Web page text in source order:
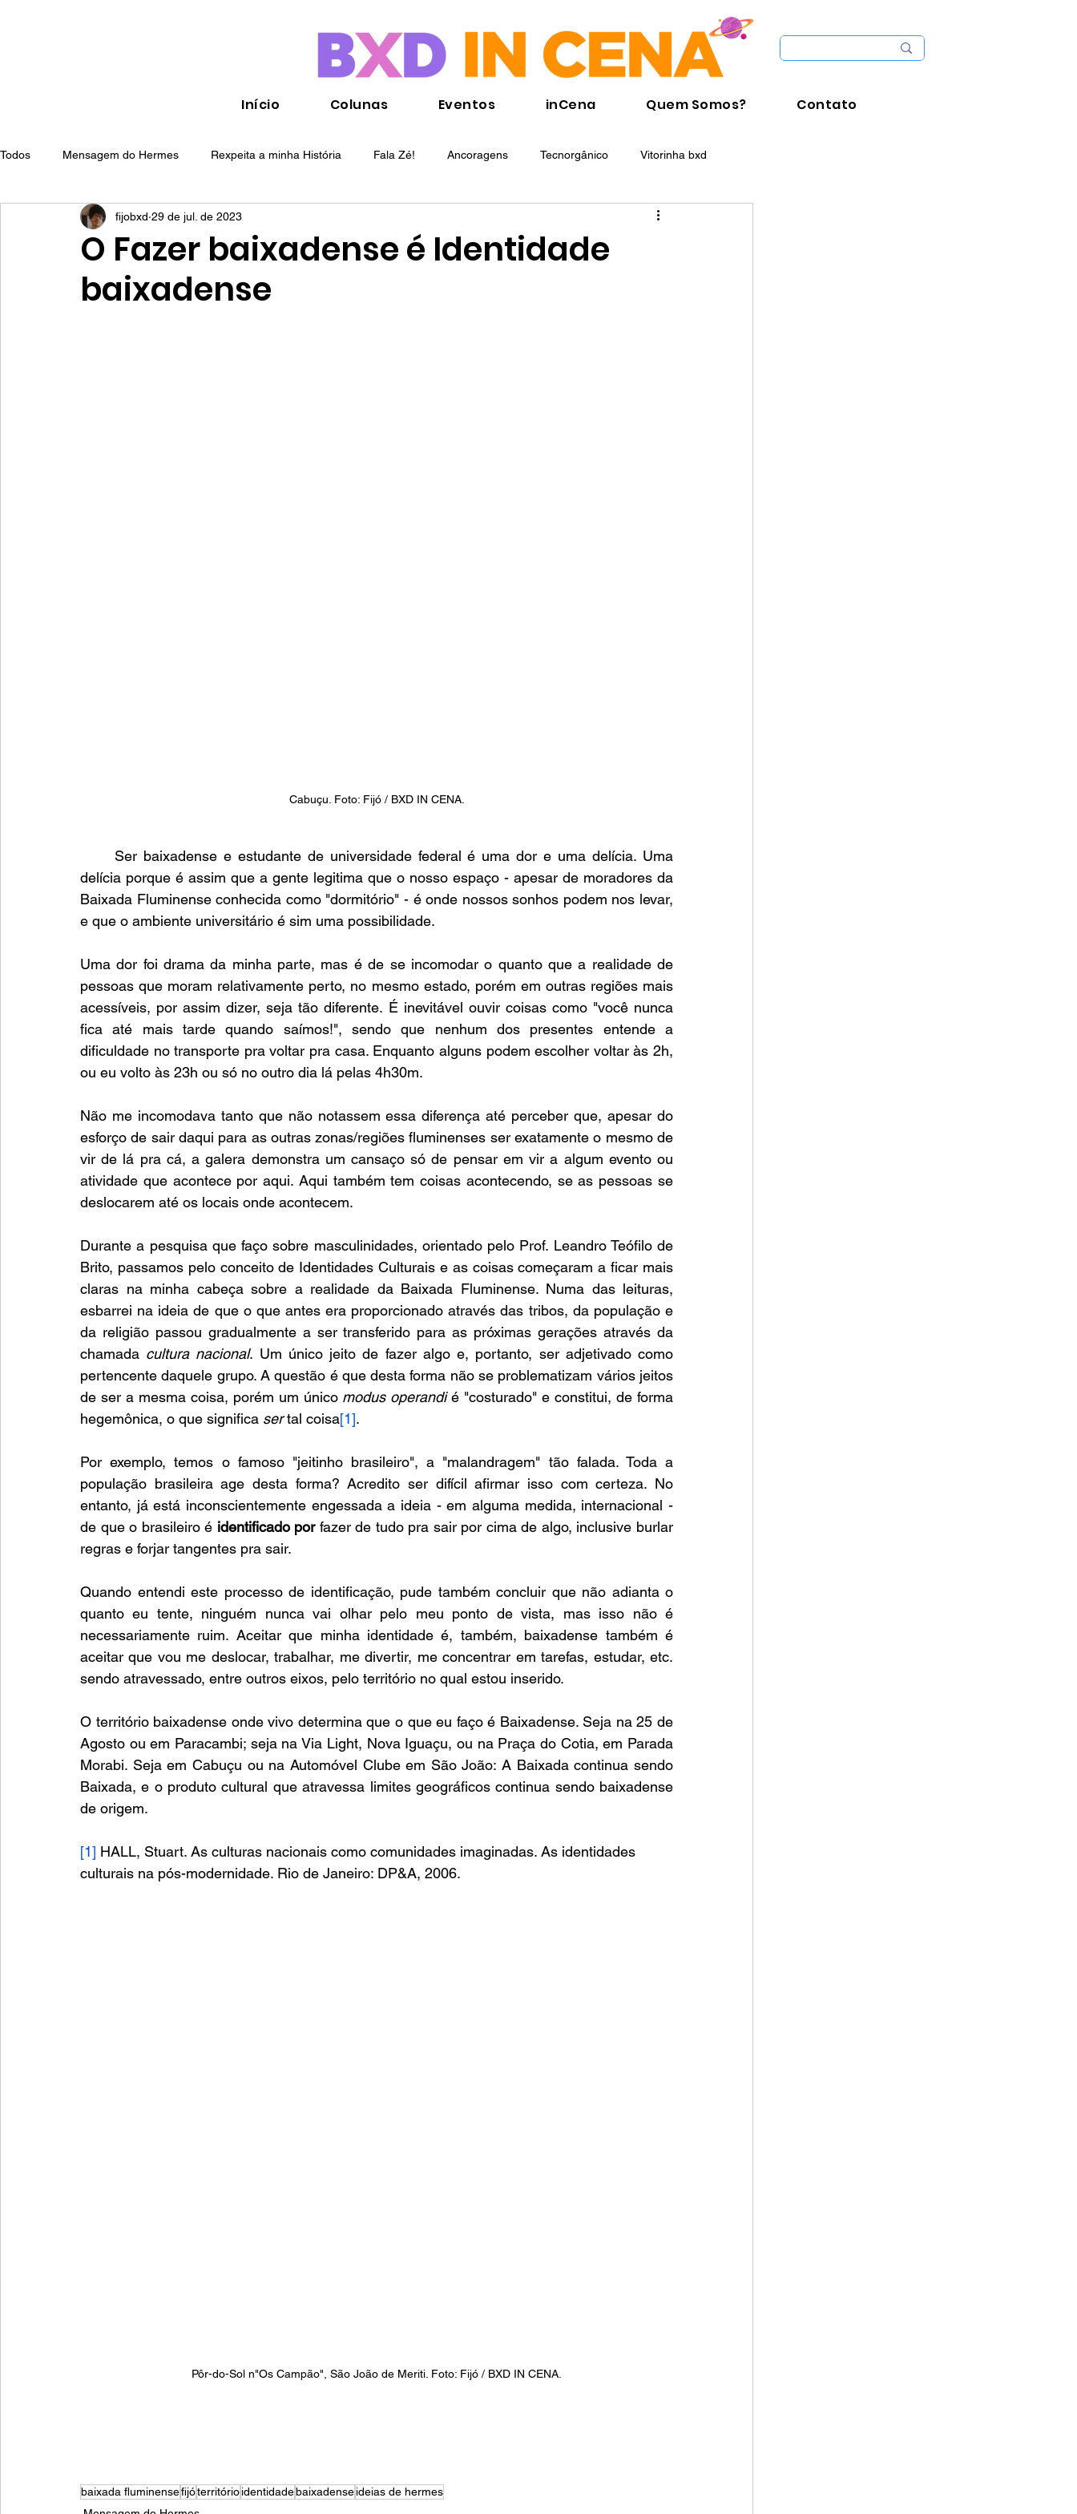
Início Colunas Eventos inCena Quem Somos? Contato
Todos Mensagem do Hermes Rexpeita a minha História Fala Zé! Ancoragens Tecnorgânico Vitorinha bxd
Reflexões de uma caxiense em crise Mariana Belize
Olho de Belize Josué Matheus Josué Matheus
O Fazer baixadense é Identidade
baixadense
fijobxd 29 de jul. de 2023
Cabuçu. Foto: Fijó / BXD IN CENA.
delícia porque é assim que a gente legitima que o nosso espaço - apesar de moradores da
Baixada Fluminense conhecida como "dormitório" - é onde nossos sonhos podem nos levar,
e que o ambiente universitário é sim uma possibilidade.
Uma dor foi drama da minha parte, mas é de se incomodar o quanto que a realidade de
pessoas que moram relativamente perto, no mesmo estado, porém em outras regiões mais
acessíveis, por assim dizer, seja tão diferente. É inevitável ouvir coisas como "você nunca
fica até mais tarde quando saímos!", sendo que nenhum dos presentes entende a
dificuldade no transporte pra voltar pra casa. Enquanto alguns podem escolher voltar às 2h,
ou eu volto às 23h ou só no outro dia lá pelas 4h30m.
Não me incomodava tanto que não notassem essa diferença até perceber que, apesar do
esforço de sair daqui para as outras zonas/regiões fluminenses ser exatamente o mesmo de
vir de lá pra cá, a galera demonstra um cansaço só de pensar em vir a algum evento ou
atividade que acontece por aqui. Aqui também tem coisas acontecendo, se as pessoas se
deslocarem até os locais onde acontecem.
Durante a pesquisa que faço sobre masculinidades, orientado pelo Prof. Leandro Teófilo de
Brito, passamos pelo conceito de Identidades Culturais e as coisas começaram a ficar mais
claras na minha cabeça sobre a realidade da Baixada Fluminense. Numa das leituras,
esbarrei na ideia de que o que antes era proporcionado através das tribos, da população e
da religião passou gradualmente a ser transferido para as próximas gerações através da
chamada cultura nacional. Um único jeito de fazer algo e, portanto, ser adjetivado como
pertencente daquele grupo. A questão é que desta forma não se problematizam vários jeitos
de ser a mesma coisa, porém um único modus operandi é "costurado" e constitui, de forma
hegemônica, o que significa ser tal coisa[1].
Por exemplo, temos o famoso "jeitinho brasileiro", a "malandragem" tão falada. Toda a
população brasileira age desta forma? Acredito ser difícil afirmar isso com certeza. No
entanto, já está inconscientemente engessada a ideia - em alguma medida, internacional -
de que o brasileiro é identificado por fazer de tudo pra sair por cima de algo, inclusive burlar
regras e forjar tangentes pra sair.
Quando entendi este processo de identificação, pude também concluir que não adianta o
quanto eu tente, ninguém nunca vai olhar pelo meu ponto de vista, mas isso não é
necessariamente ruim. Aceitar que minha identidade é, também, baixadense também é
aceitar que vou me deslocar, trabalhar, me divertir, me concentrar em tarefas, estudar, etc.
sendo atravessado, entre outros eixos, pelo território no qual estou inserido.
O território baixadense onde vivo determina que o que eu faço é Baixadense. Seja na 25 de
Agosto ou em Paracambi; seja na Via Light, Nova Iguaçu, ou na Praça do Cotia, em Parada
Morabi. Seja em Cabuçu ou na Automóvel Clube em São João: A Baixada continua sendo
Baixada, e o produto cultural que atravessa limites geográficos continua sendo baixadense
de origem.
[1] HALL, Stuart. As culturas nacionais como comunidades imaginadas. As identidades
culturais na pós-modernidade. Rio de Janeiro: DP&A, 2006.
Pôr-do-Sol n"Os Campão", São João de Meriti. Foto: Fijó / BXD IN CENA.
baixada fluminensefijóterritórioidentidadebaixadenseideias de hermes